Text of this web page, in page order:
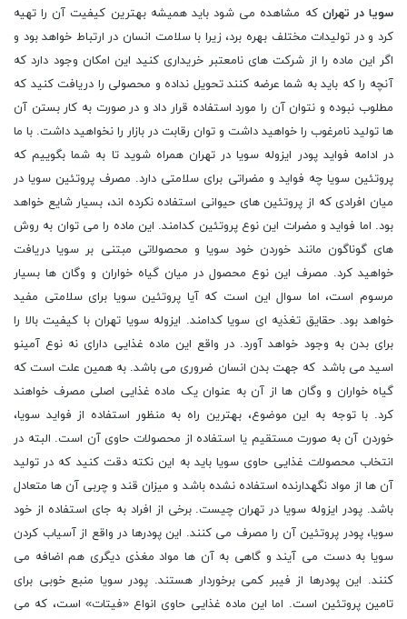
سویا در تهران که مشاهده می شود باید همیشه بهترین کیفیت آن را تهیه
کرد و در تولیدات مختلف بهره برد، زیرا با سلامت انسان در ارتباط خواهد بود و
اگر این ماده را از شرکت های نامعتبر خریداری کنید این امکان وجود دارد که
آنچه را که باید به شما عرضه کنند تحویل نداده و محصولی را دریافت کنید که
مطلوب نبوده و نتوان آن را مورد استفاده قرار داد و در صورت به کار بستن آن
ها تولید نامرغوب را خواهید داشت و توان رقابت در بازار را نخواهید داشت. با ما
در ادامه فواید پودر ایزوله سویا در تهران همراه شوید تا به شما بگوییم که
پروتئین سویا چه فواید و مضراتی برای سلامتی دارد. مصرف پروتئین سویا در
میان افرادی که از پروتئین های حیوانی استفاده نکرده اند، بسیار شایع خواهد
بود. اما فواید و مضرات این نوع پروتئین کدامند. این ماده را می توان به روش
های گوناگون مانند خوردن خود سویا و محصولاتی مبتنی بر سویا دریافت
خواهید کرد. مصرف این نوع محصول در میان گیاه خواران و وگان ها بسیار
مرسوم است، اما سوال این است که آیا پروتئین سویا برای سلامتی مفید
خواهد بود. حقایق تغذیه ای سویا کدامند. ایزوله سویا تهران با کیفیت بالا را
برای بدن به وجود خواهد آورد. در واقع این ماده غذایی دارای نه نوع آمینو
اسید می باشد که جهت بدن انسان ضروری می باشد. به همین علت است که
گیاه خواران و وگان ها از آن به عنوان یک ماده غذایی اصلی مصرف خواهند
کرد. با توجه به این موضوع، بهترین راه به منظور استفاده از فواید سویا،
خوردن آن به صورت مستقیم یا استفاده از محصولات حاوی آن است. البته در
انتخاب محصولات غذایی حاوی سویا باید به این نکته دقت کنید که در تولید
آن ها از مواد نگهدارنده استفاده نشده باشد و میزان قند و چربی آن ها متعادل
باشد. پودر ایزوله سویا در تهران چیست. برخی از افراد به جای استفاده از خود
سویا، پودر پروتئین آن را مصرف می کنند. این پودرها در واقع از آسیاب کردن
سویا به دست می آیند و گاهی به آن ها مواد مغذی دیگری هم اضافه می
کنند. این پودرها از فیبر کمی برخوردار هستند. پودر سویا منبع خوبی برای
تامین پروتئین است. اما این ماده غذایی حاوی انواع «فیتات» است، که می